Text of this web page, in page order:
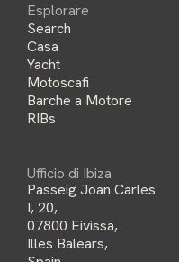
Esplorare
Search
Casa
Yacht
Motoscafi
Barche a Motore
RIBs
Ufficio di Ibiza
Passeig Joan Carles
I, 20,
07800 Eivissa,
Illes Balears,